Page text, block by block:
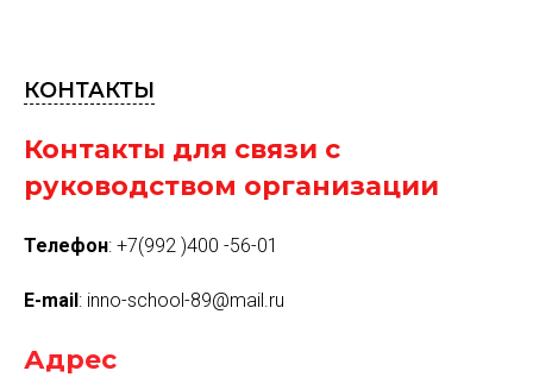
КОНТАКТЫ
Контакты для связи с
руководством организации
Телефон: +7(992 )400 -56-01
E-mail: inno-school-89@mail.ru
Адрес